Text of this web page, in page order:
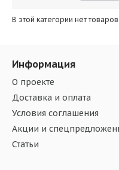
В этой категории нет товаров.
Информация
О проекте
Доставка и оплата
Условия соглашения
Акции и
Статьи